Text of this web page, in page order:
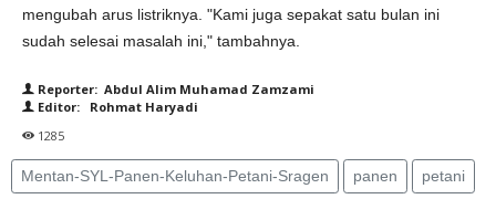
mengubah arus listriknya. "Kami juga sepakat satu bulan ini
sudah selesai masalah ini," tambahnya.
Reporter: Abdul Alim Muhamad Zamzami
Editor: Rohmat Haryadi
1285
Mentan-SYL-Panen-Keluhan-Petani-Sragen panen petani